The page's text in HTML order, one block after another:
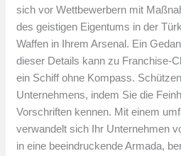
sich vor Wettbewerbern mit
des geistigen Eigentums in der
Waffen in Ihrem Arsenal. Ein
dieser Details kann zu Franchise-
ein Schiff ohne Kompass.
Unternehmens, indem Sie die
Vorschriften kennen. Mit einem
verwandelt sich Ihr Unternehmen
in eine beeindruckende Armada,